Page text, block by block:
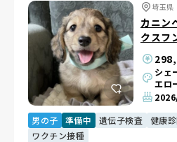
埼玉県
カニン
クスフ
グ)
シェ
エロ
男の子
準備中 遺伝子検査
健康
ワクチン接種